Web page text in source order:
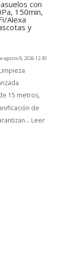
con
150min,
Alexa
y
agosto 8, 2026 12:30
15 metros,
de
Leer